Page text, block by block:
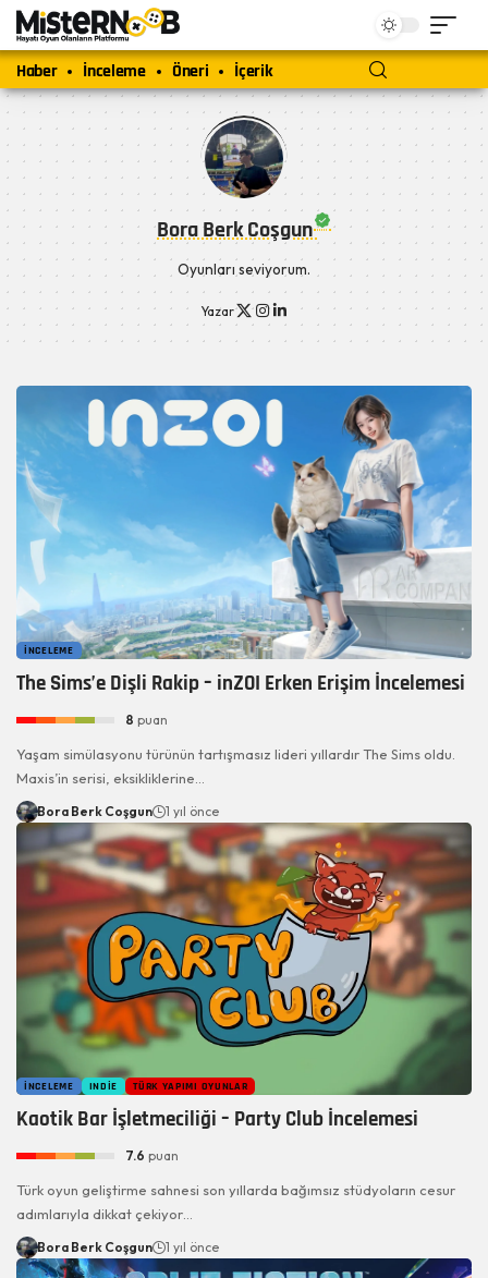
Haber İnceleme Öneri İçerik
Bora Berk Coşgun
Oyunları seviyorum.
Yazar
İNCELEME
The Sims’e Dişli Rakip – inZOI Erken Erişim İncelemesi
8 puan
Yaşam simülasyonu türünün tartışmasız lideri yıllardır The Sims oldu.
Maxis’in serisi, eksikliklerine…
Bora Berk Coşgun 1 yıl önce
İNCELEME INDIE TÜRK YAPIMI OYUNLAR
Kaotik Bar İşletmeciliği – Party Club İncelemesi
7.6 puan
Türk oyun geliştirme sahnesi son yıllarda bağımsız stüdyoların cesur
adımlarıyla dikkat çekiyor…
Bora Berk Coşgun 1 yıl önce